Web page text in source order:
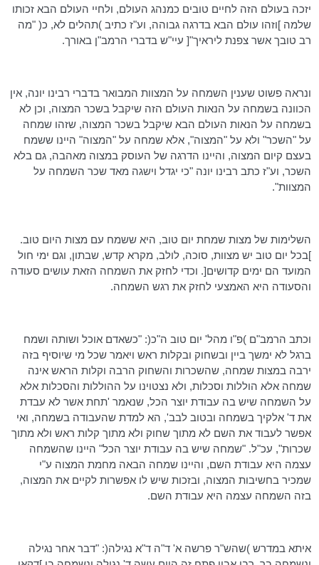
יזכה בעולם הזה לחיים טובים כמנהג העולם, ולחיי העולם הבא זכותו
שלמה ]וזהו עולם הבא בדרגה גבוהה, וע"ז כתיב )תהלים לא, כ( "מה
רב טובך אשר צפנת ליראיך"[ עיי"ש בדברי הרמב"ן באורך.
ונראה פשוט שענין השמחה על המצוות המבואר בדברי רבינו יונה, אין
הכוונה בשמחה על הנאות העולם הזה שיקבל בשכר המצוה, וכן לא
בשמחה על הנאות העולם הבא שיקבל בשכר המצוה, שזהו שמחה
על "השכר" ולא על "המצוה", אלא שמחה על "המצוה" היינו ששמח
בעצם קיום המצוה, והיינו הדרגה של העוסק במצוה מאהבה, גם בלא
השכר, וע"ז כתב רבינו יונה "כי יגדל וישגה מאד שכר השמחה על
המצוות".
השלימות של מצות שמחת יום טוב, היא ששמח עם מצות היום טוב.
]בכל יום טוב יש מצוות, סוכה, לולב, מקרא קדש, שבתון, וגם ימי חול
המועד הם ימים קדושים[. וכדי לחזק את השמחה הזאת עושים סעודה
והסעודה היא האמצעי לחזק את רגש השמחה.
וכתב הרמב"ם )פ"ו מהל' יום טוב ה"כ(: "כשאדם אוכל ושותה ושמח
ברגל לא ימשך ביין ובשחוק ובקלות ראש ויאמר שכל מי שיוסיף בזה
ירבה במצות שמחה, שהשכרות והשחוק הרבה וקלות הראש אינה
שמחה אלא הוללות וסכלות, ולא נצטוינו על ההוללות והסכלות אלא
על השמחה שיש בה עבודת יוצר הכל, שנאמר 'תחת אשר לא עבדת
את ד' אלקיך בשמחה ובטוב לבב', הא למדת שהעבודה בשמחה, ואי
אפשר לעבוד את השם לא מתוך שחוק ולא מתוך קלות ראש ולא מתוך
שכרות", עכ"ל. "שמחה שיש בה עבודת יוצר הכל" היינו שהשמחה
עצמה היא עבודת השם, והיינו שמחה הבאה מחמת המצוה ע"י
שמכיר בחשיבות המצוה, ובזכות שיש לו אפשרות לקיים את המצוה,
בזה השמחה עצמה היא עבודת השם.
איתא במדרש )שהש"ר פרשה א' ד"ה ד"א נגילה(: "דבר אחר נגילה